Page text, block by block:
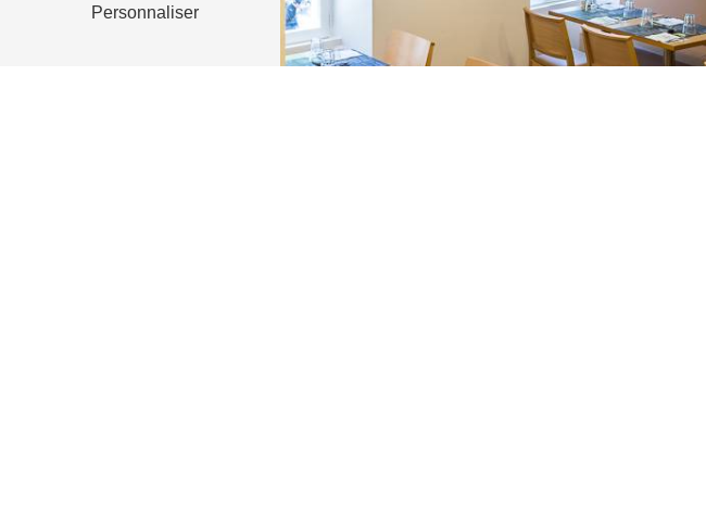
Personnaliser